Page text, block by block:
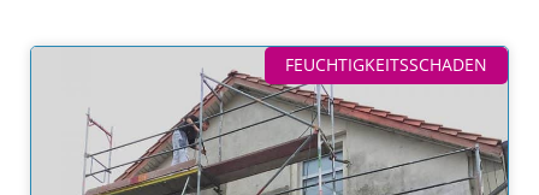
FEUCHTIGKEITSSCHADEN